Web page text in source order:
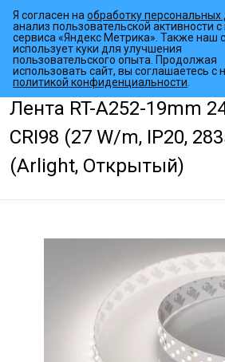
Главная страница • Каталог товаров •
Лента RT-A252-19mm
CRI98 (27 W/m, IP20,
(Arlight, Открытый)
Я согласен наобработку
анализ пользовательской активности
сервиса «Яндекс Метрика». Также наш
использует куки для улучшения
пользовательского опыта. Продолжая
использовать сайт, вы соглашаетесь с
политикой конфиденциальности